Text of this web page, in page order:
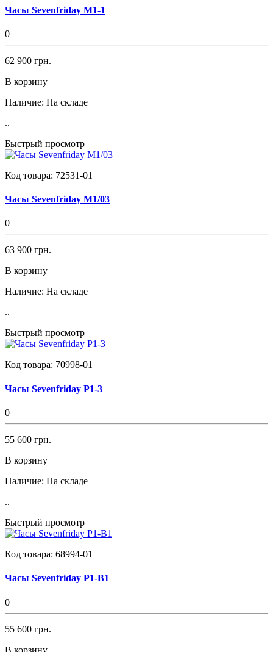
Часы Sevenfriday M1-1
0
62 900 грн.
В корзину
Наличие: На складе
..
Быстрый просмотр
Код товара: 72531-01
Часы Sevenfriday M1/03
0
63 900 грн.
В корзину
Наличие: На складе
..
Быстрый просмотр
Код товара: 70998-01
Часы Sevenfriday P1-3
0
55 600 грн.
В корзину
Наличие: На складе
..
Быстрый просмотр
Код товара: 68994-01
Часы Sevenfriday P1-B1
0
55 600 грн.
В корзину